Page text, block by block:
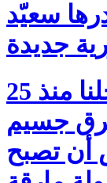
سعيّد
جديدة
جوهر المغيربي: "دخلنا منذ 25
جسيم
أن تصبح